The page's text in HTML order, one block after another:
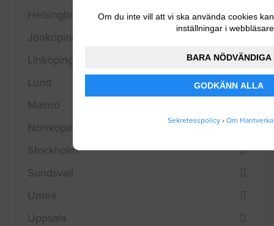
Om du inte vill att vi ska använda cookies
inställningar i
BARA NÖDVÄNDIGA
GODKÄNN ALLA
Sekretesspolicy • Om
Helsingborg
Jönköping
Linköping
Lund
Malmö
Norrköping
Stockholm
Sundsvall
Umeå
Uppsala